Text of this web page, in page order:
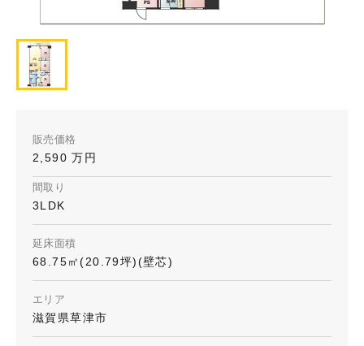
販売価格
2,590 万円
間取り
3LDK
延床面積
68.75㎡(20.79坪)(壁芯)
エリア
滋賀県草津市